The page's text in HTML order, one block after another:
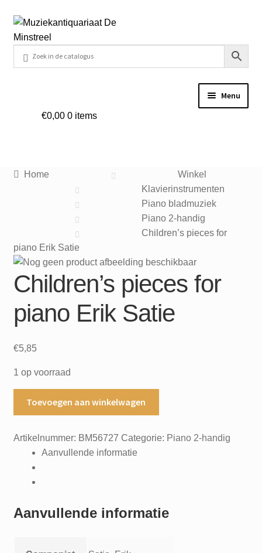
Ga
door
navigatie
Ga
naar
inhoud
Menu
Veel gestelde vragen
Mijn account
€0,00 0 items
Home
Winkel
Klavierinstrumenten
Piano bladmuziek
Piano 2-handig
Children’s pieces for
piano Erik Satie
Children’s pieces for
piano Erik Satie
€5,85
1 op voorraad
piano
Satie
aantal
Toevoegen aan winkelwagen
Artikelnummer: BM56727 Categorie: Piano 2-handig
Aanvullende informatie
Aanvullende informatie